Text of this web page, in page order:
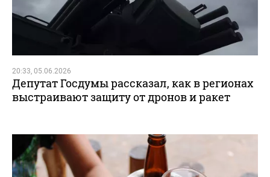
20:33, 05.06.2026
Депутат Госдумы рассказал, как в регионах
выстраивают защиту от дронов и ракет